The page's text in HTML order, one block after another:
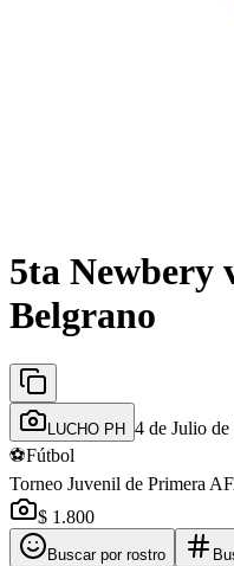
5ta Newbery
Belgrano
LUCHO PH 4 de Julio de
⚽Fútbol
Torneo Juvenil de Primera
$ 1.800
Buscar por rostro